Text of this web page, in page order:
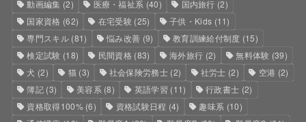
動画編集 (2) 医療・福祉系 (40) 国内旅行 (2)
国家資格 (62) 在宅受験 (25) 子供・Kids (11)
専門スキル(81) 悩み改善 (9) 教育訓練給付制度 (15)
検定試験 (18) 民間資格 (83) 海外旅行 (2) 無料体験 (39)
犬 (2) 猫(3) 社会保険労務士(2) 社労士 (2) 空港 (2)
簿記 (3) 美容系 (8) 英語学習 (11) 行政書士 (2)
資格取得100% (6) 資格試験日程 (4) 趣味系 (10)